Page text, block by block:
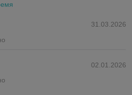
31.03.2026
02.01.2026